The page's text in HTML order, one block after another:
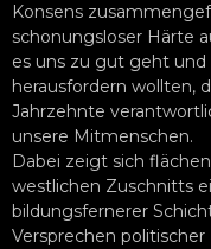
Konsens
schonungsloser Härte
es uns zu gut geht und
herausfordern wollten,
Jahrzehnte
unsere Mitmenschen.
Dabei zeigt sich
westlichen Zuschnitts
bildungsfernerer
Versprechen